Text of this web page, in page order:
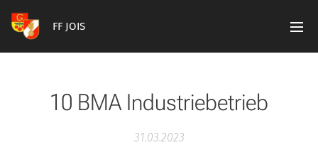
FF JOIS
10 BMA Industriebetrieb
31.03.2023